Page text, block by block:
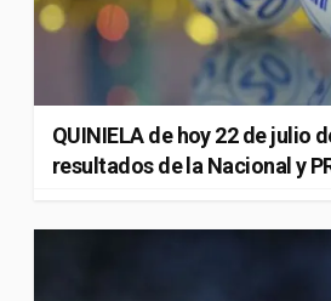
QUINIELA de hoy 22 de julio
resultados de la Nacional y